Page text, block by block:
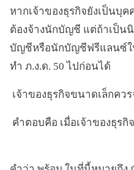
หากเจ้าของธุรกิจยังเป็นบุค
ต้องจ้างนักบัญชี แต่ถ้าเป็น
บัญชีหรือนักบัญชีฟรีแลนซ์ใ
ทำ ภ.ง.ด. 50 ไปก่อนได้
เจ้าของธุรกิจขนาดเล็กคว
คำตอบคือ เมื่อเจ้าของธุรกิ